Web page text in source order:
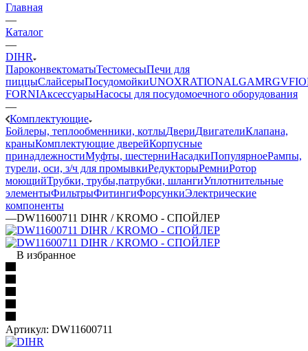
Главная
—
Каталог
—
DIHR
ПароконвектоматыТестомесыПечи для
пиццыСлайсерыПосудомойкиUNOXRATIONALGAMRGV
FORNIАксессуарыНасосы для посудомоечного оборудования
—
Комплектующие
Бойлеры, теплообменники, котлыДвериДвигателиКлапана,
краныКомплектующие дверейКорпусные
принадлежностиМуфты, шестерниНасадкиПопулярноеРампы,
турели, оси, з/ч для промывкиРедукторыРемниРотор
моющийТрубки, трубы,патрубки, шлангиУплотнительные
элементыФильтрыФитингиФорсункиЭлектрические
компоненты
—DW11600711 DIHR / KROMO - СПОЙЛЕР
В избранное
Артикул: DW11600711